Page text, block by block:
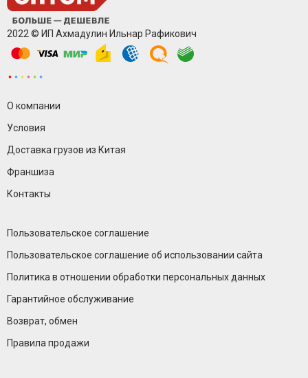
2022 © ИП Ахмадулин Ильнар Рафикович
О компании
Условия
Доставка грузов из Китая
Франшиза
Контакты
Пользовательское соглашение
Пользовательское соглашение об использовании сайта
Политика в отношении обработки персональных данных
Гарантийное обслуживание
Возврат, обмен
Правила продажи